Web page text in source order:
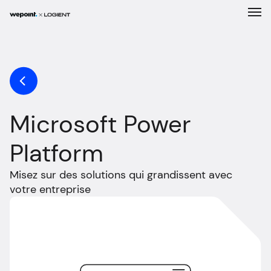
Expertises
Solutions
Entreprise
Réalisations
Carrière
Microsoft Power
Platform
Misez sur des solutions qui grandissent avec
votre entreprise